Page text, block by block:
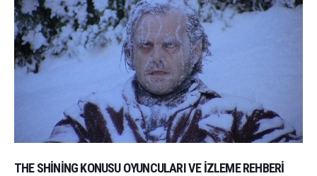
THE SHINING KONUSU OYUNCULARI VE İZLEME REHBERI